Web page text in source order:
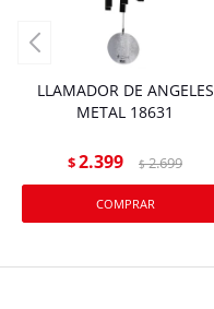
LLAMADOR DE ANGELES
METAL 18631
$2.399 $ 2.699